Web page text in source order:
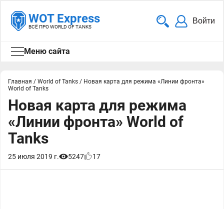
WOT Express
ВСЁ ПРО WORLD OF TANKS
Войти
Меню сайта
Главная / World of Tanks / Новая карта для режима «Линии фронта»
World of Tanks
Новая карта для режима
«Линии фронта» World of
Tanks
25 июля 2019 г. 5247 17